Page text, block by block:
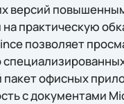
версий
практическую
позволяет
пакет офисных
с документами